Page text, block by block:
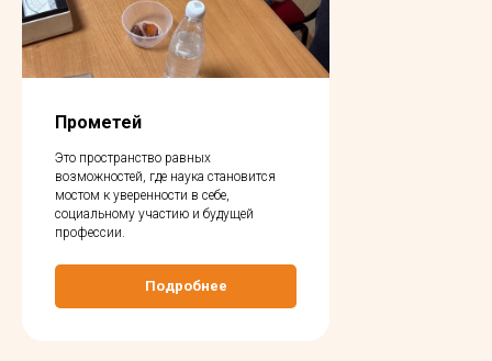
Прометей
Это пространство равных
возможностей, где наука становится
мостом к уверенности в себе,
социальному участию и будущей
профессии.
Подробнее